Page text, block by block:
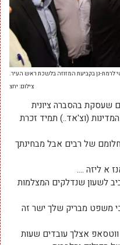
גן בקביעת המזוזה בלשכת ראש העיר.
צילום: יחצ
שעסקת בהסברה ציונית
(וצ'אד..) תמיד זכרת
של רבים אבל מבחינתך
א ליזה ….
לשעון שנדלקים המצלמות
משפט מבריק שלך ישר זה
אצלך עובדים שעות